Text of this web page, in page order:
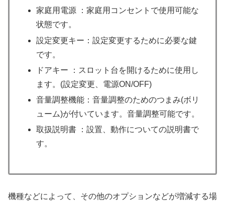
家庭用電源 ：家庭用コンセントで使用可能な
状態です。
設定変更キー：設定変更するために必要な鍵
です。
ドアキー ：スロット台を開けるために使用し
ます。(設定変更、電源ON/OFF)
音量調整機能：音量調整のためのつまみ(ボリ
ューム)が付いています。音量調整可能です。
取扱説明書 ：設置、動作についての説明書で
す。
機種などによって、その他のオプションなどが増減する場